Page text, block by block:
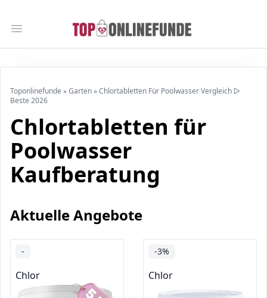
Open main menu
Toponlinefunde »Garten»Chlortabletten Für Poolwasser Vergleich ▷
Beste 2026
Chlortabletten für
Poolwasser
Kaufberatung
Aktuelle Angebote
-
Chlor
-3%
Chlor